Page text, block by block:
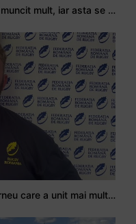
Stejarul Logan Weidner: Echipa a muncit mult, iar asta se va vedea în meciurile de la Nations Cup
Stejarul Iulian Hartig: A fost un turneu care a unit mai mult echipa